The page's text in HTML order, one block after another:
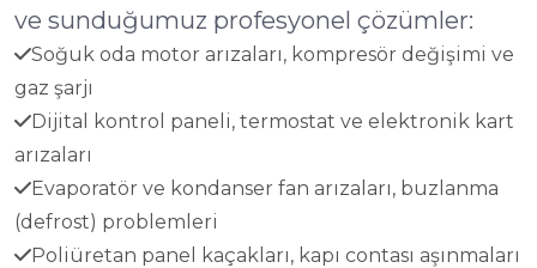
ve sunduğumuz profesyonel çözümler:
Soğuk oda motor arızaları, kompresör değişimi ve
gaz şarjı
Dijital kontrol paneli, termostat ve elektronik kart
arızaları
Evaporatör ve kondanser fan arızaları, buzlanma
(defrost) problemleri
Poliüretan panel kaçakları, kapı contası aşınmaları